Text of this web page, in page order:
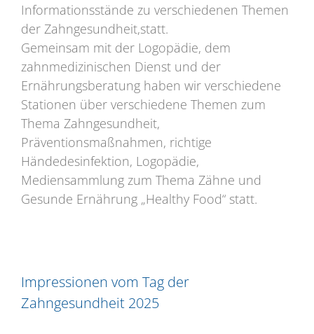
Informationsstände zu verschiedenen Themen
der Zahngesundheit,statt.
Gemeinsam mit der Logopädie, dem
zahnmedizinischen Dienst und der
Ernährungsberatung haben wir verschiedene
Stationen über verschiedene Themen zum
Thema Zahngesundheit,
Präventionsmaßnahmen, richtige
Händedesinfektion, Logopädie,
Mediensammlung zum Thema Zähne und
Gesunde Ernährung „Healthy Food“ statt.
Impressionen vom Tag der
Zahngesundheit 2025